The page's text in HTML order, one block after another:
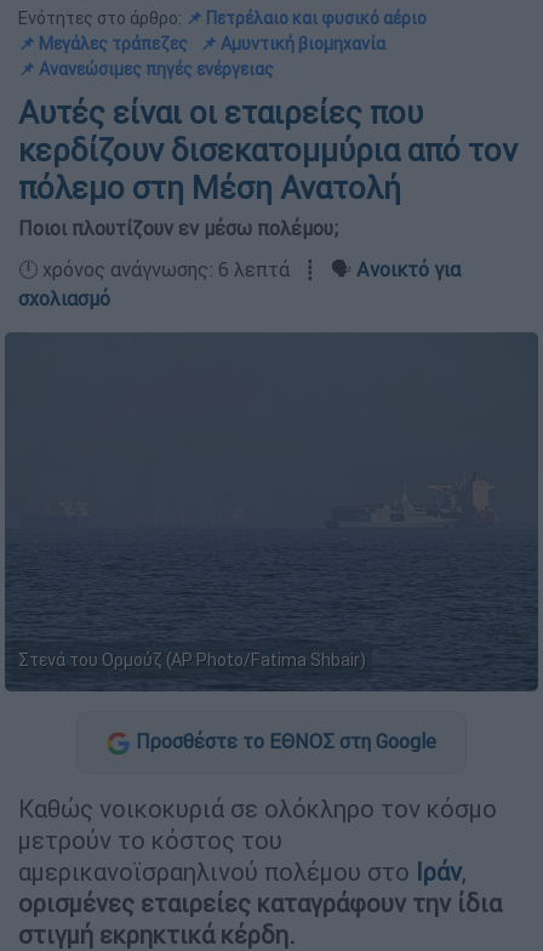
Ενότητες στο άρθρο: 📌 Πετρέλαιο και φυσικό αέριο
📌 Μεγάλες τράπεζες
📌 Αμυντική βιομηχανία
📌 Ανανεώσιμες πηγές ενέργειας
Αυτές είναι οι εταιρείες που
κερδίζουν δισεκατομμύρια από τον
πόλεμο στη Μέση Ανατολή
Ποιοι πλουτίζουν εν μέσω πολέμου;
🕛 χρόνος ανάγνωσης: 6 λεπτά ┋ 🗣️ Ανοικτό για
σχολιασμό
Στενά του Ορμούζ (AP Photo/Fatima Shbair)
Προσθέστε το ΕΘΝΟΣ στη Google
Καθώς νοικοκυριά σε ολόκληρο τον κόσμο
μετρούν το κόστος του
αμερικανοϊσραηλινού πολέμου στο Ιράν,
ορισμένες εταιρείες καταγράφουν την ίδια
στιγμή εκρηκτικά κέρδη.